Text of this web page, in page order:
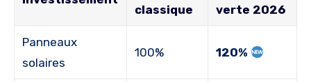
classique
verte 2026
Panneaux
solaires
100% 120%